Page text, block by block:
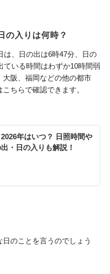
の入りは何時？
は、日の出は6時47分、日の
ている時間はわずか10時間弱
大阪、福岡などの他の都市
ちらで確認できます。
2026年はいつ？ 日照時間や
・日の入りも解説！
のことを言うのでしょう